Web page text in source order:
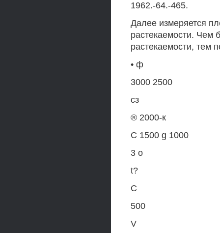
1962.-64.-465.
Далее измеряется
растекаемости. Чем
растекаемости, тем
• ф
3000 2500
сз
® 2000-к
С 1500 g 1000
3 о
t?
С
500
V